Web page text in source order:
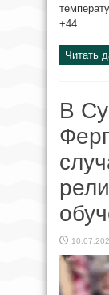
+44 ...
Читать
В